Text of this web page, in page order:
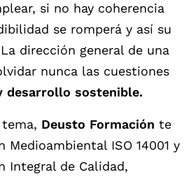
si no hay coherencia
se romperá y así su
dirección general de una
nunca las cuestiones
desarrollo sostenible.
Deusto Formación te
Medioambiental ISO 14001 y
Integral de Calidad,